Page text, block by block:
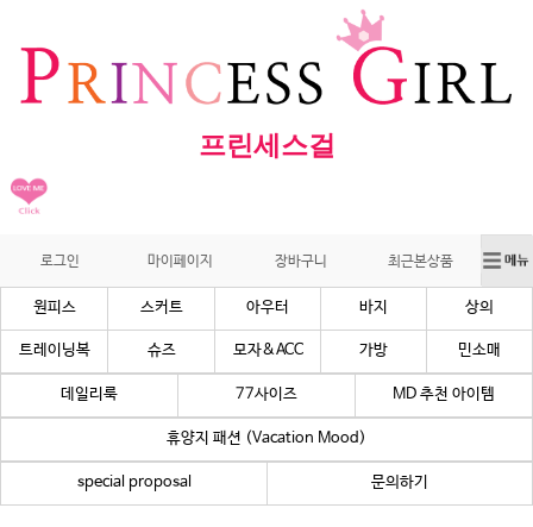
프린세스걸
로그인 마이페이지 장바구니 최근본상품
원피스 스커트 아우터 바지 상의
트레이닝복 슈즈 모자&ACC 가방 민소매
데일리룩 77사이즈 MD 추천 아이템
휴양지 패션 (Vacation Mood)
special proposal 문의하기